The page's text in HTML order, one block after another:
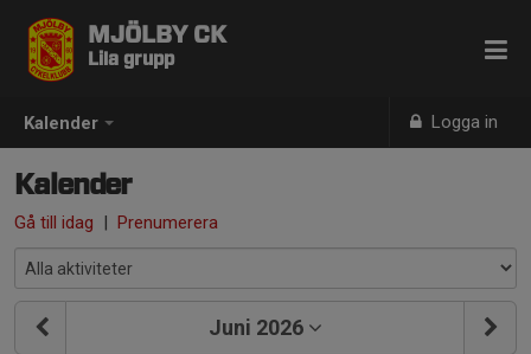
Kalender Logga in
MJÖLBY CK
Lila grupp
Kalender
Gå till idag | Prenumerera
Juni 2026